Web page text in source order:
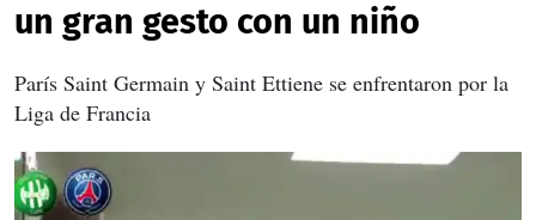
un gran gesto con un niño
París Saint Germain y Saint Ettiene se enfrentaron por la
Liga de Francia